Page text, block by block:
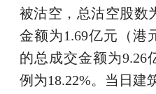
被沽空，总沽空股数
金额为1.69亿元（港
的总成交金额为9.26
例为18.22%。当日建